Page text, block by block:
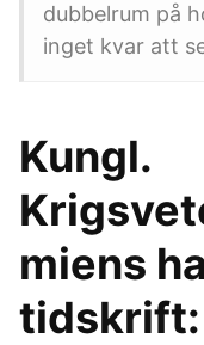
dubbelrum på
inget kvar att
Kungl.
miens
tidskrift: